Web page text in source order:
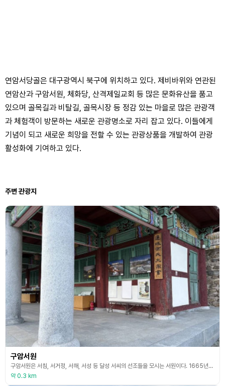
연암서당골은 대구광역시 북구에 위치하고 있다. 제비바위와 연관된
연암산과 구암서원, 체화당, 산격제일교회 등 많은 문화유산을 품고
있으며 골목길과 비탈길, 골목시장 등 정감 있는 마을로 많은 관광객
과 체험객이 방문하는 새로운 관광명소로 자리 잡고 있다. 이들에게
기념이 되고 새로운 희망을 전할 수 있는 관광상품을 개발하여 관광
활성화에 기여하고 있다.
주변 관광지
구암서원
구암서원은 서침, 서거정, 서해, 서성 등 달성 서씨의 선조들을 모시는 서원이다. 1665년에 창건되었으며, 처음에는 연구산에 자리하고 있었다. 1675년(숙종 1)에 귀계 서침 선생의 위패를 봉안하고 해마다 제사를 지내다가, 1718년(숙종 44)에 동산동으로 이전하면서 사가 서거정 선생을 함께 모셨다. 이후 약봉 서성 선생과 함제 서해 선생을 차례로 추향하였다. 경내에는 강당, 숭현사, 비각, 제수청 등이 있다. 강당은 정면 3칸, 측면 2칸의 팔작
약 0.3 km